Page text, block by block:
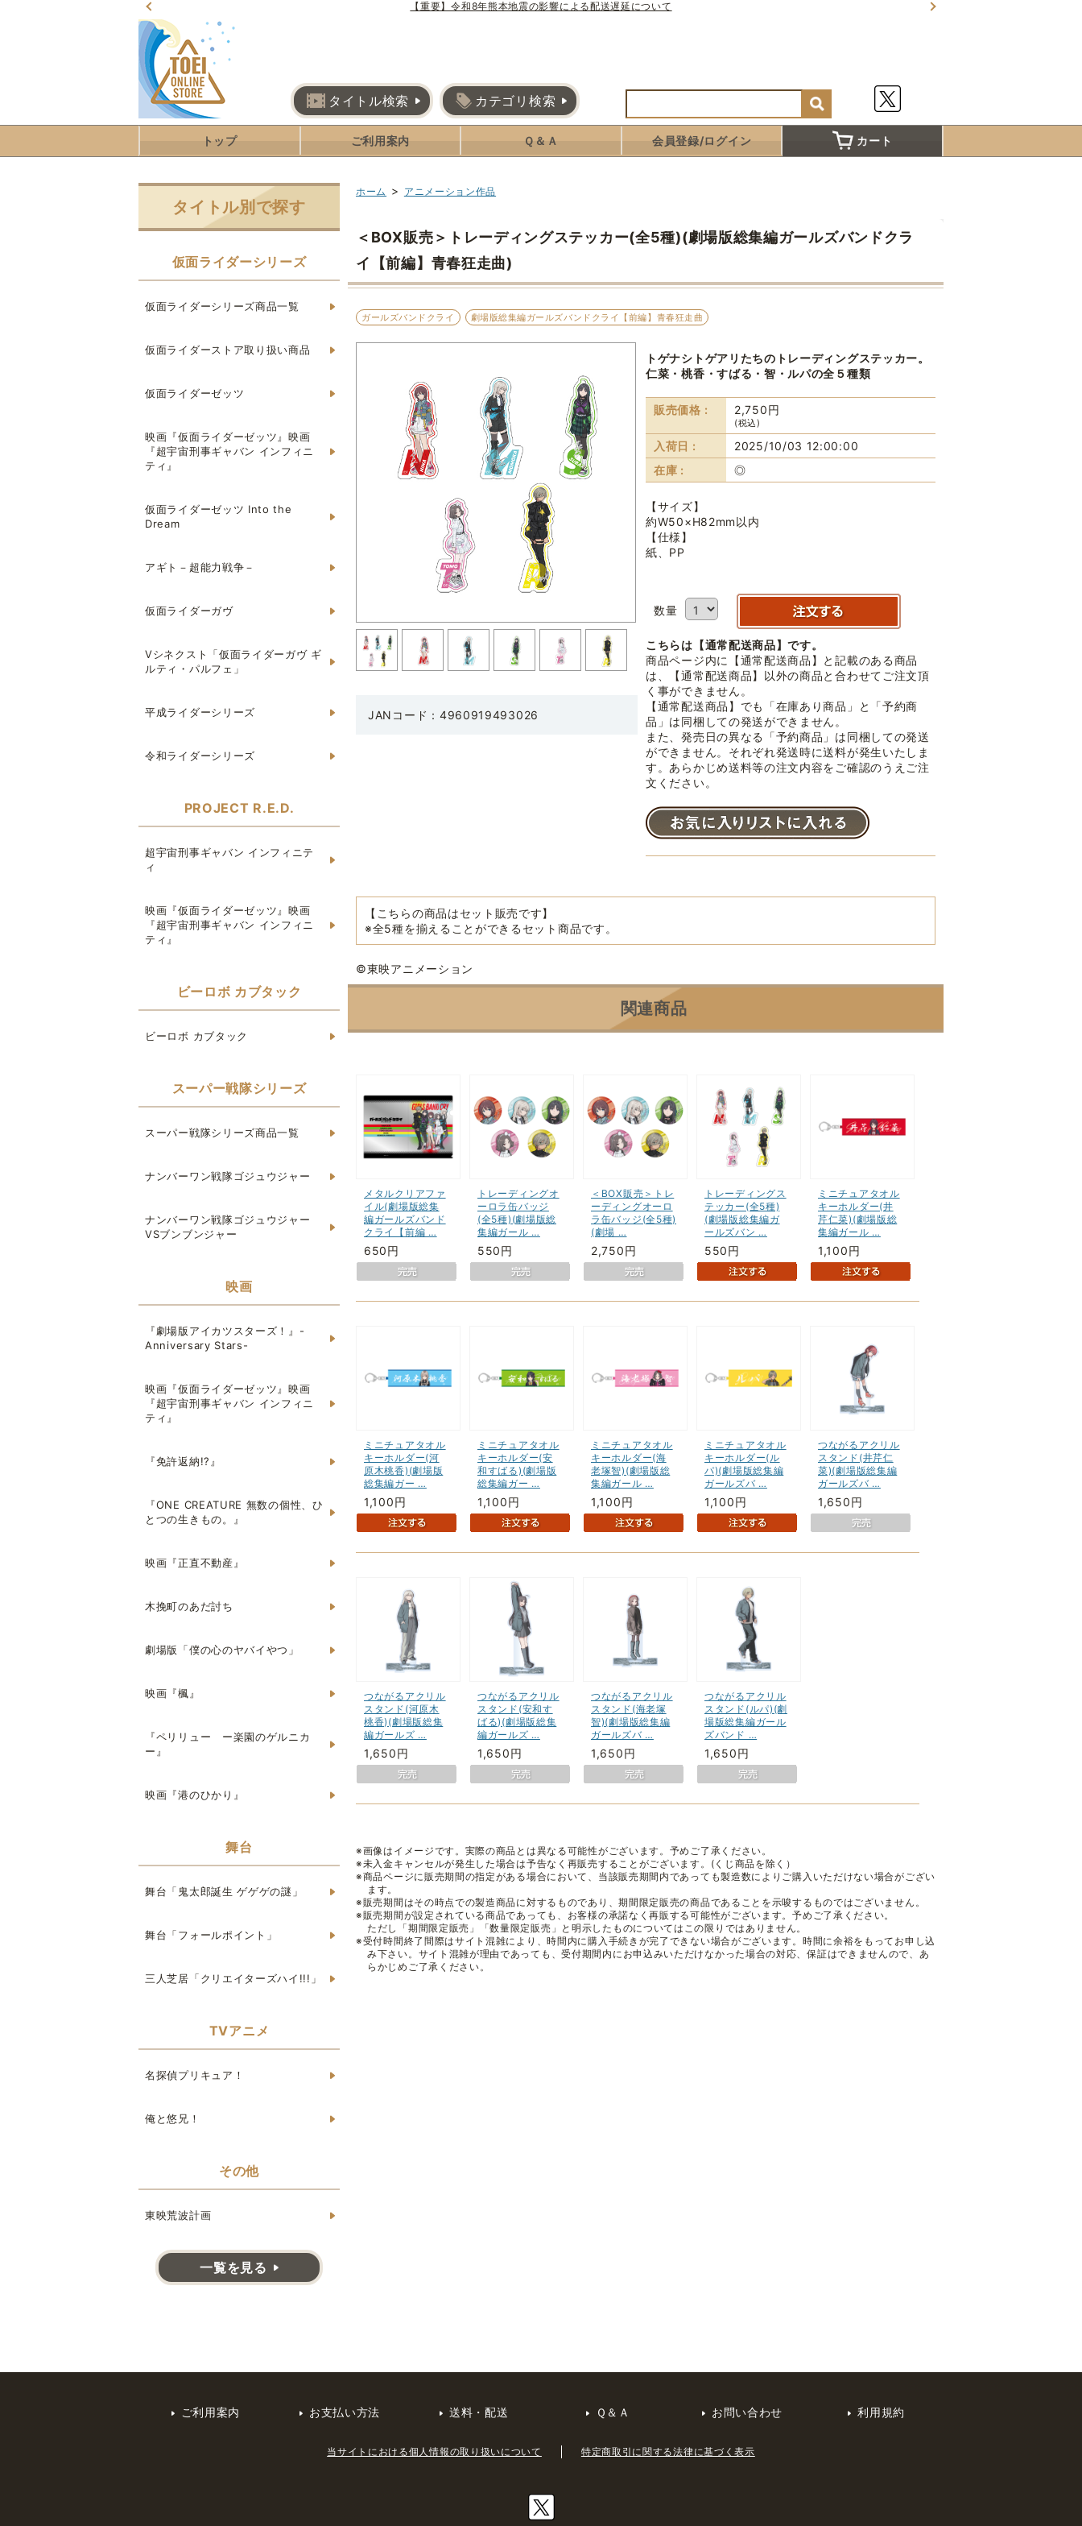
【重要】令和8年熊本地震の影響による配送遅延について
タイトル検索 カテゴリ検索
トップ ご利用案内 Ｑ＆Ａ 会員登録/ログイン カート
ホーム > アニメーション作品
＜BOX販売＞トレーディングステッカー(全5種)(劇場版総集編ガールズバンドクラ
イ【前編】青春狂走曲)
ガールズバンドクライ 劇場版総集編ガールズバンドクライ【前編】青春狂走曲
JANコード：4960919493026
トゲナシトゲアリたちのトレーディングステッカー。
仁菜・桃香・すばる・智・ルパの全５種類
販売価格 : 2,750円
(税込)
入荷日 :
2025/10/03 12:00:00
在庫 :
◎
【サイズ】
約W50×H82mm以内
【仕様】
紙、PP
数量
こちらは【通常配送商品】です。
商品ページ内に【通常配送商品】と記載のある商品
は、【通常配送商品】以外の商品と合わせてご注文頂
く事ができません。
【通常配送商品】でも「在庫あり商品」と「予約商
品」は同梱しての発送ができません。
また、発売日の異なる「予約商品」は同梱しての発送
ができません。それぞれ発送時に送料が発生いたしま
す。あらかじめ送料等の注文内容をご確認のうえご注
文ください。
【こちらの商品はセット販売です】
※全5種を揃えることができるセット商品です。
©東映アニメーション
関連商品
メタルクリアファ
イル(劇場版総集
編ガールズバンド
クライ【前編 …
650円
トレーディングオ
ーロラ缶バッジ
(全5種)(劇場版総
集編ガール …
550円
＜BOX販売＞トレ
ーディングオーロ
ラ缶バッジ(全5種)
(劇場 …
2,750円
トレーディングス
テッカー(全5種)
(劇場版総集編ガ
ールズバン …
550円
ミニチュアタオル
キーホルダー(井
芹仁菜)(劇場版総
集編ガール …
1,100円
ミニチュアタオル
キーホルダー(河
原木桃香)(劇場版
総集編ガー …
1,100円
ミニチュアタオル
キーホルダー(安
和すばる)(劇場版
総集編ガー …
1,100円
ミニチュアタオル
キーホルダー(海
老塚智)(劇場版総
集編ガール …
1,100円
ミニチュアタオル
キーホルダー(ル
パ)(劇場版総集編
ガールズバ …
1,100円
つながるアクリル
スタンド(井芹仁
菜)(劇場版総集編
ガールズバ …
1,650円
つながるアクリル
スタンド(河原木
桃香)(劇場版総集
編ガールズ …
1,650円
つながるアクリル
スタンド(安和す
ばる)(劇場版総集
編ガールズ …
1,650円
つながるアクリル
スタンド(海老塚
智)(劇場版総集編
ガールズバ …
1,650円
つながるアクリル
スタンド(ルパ)(劇
場版総集編ガール
ズバンド …
1,650円
※画像はイメージです。実際の商品とは異なる可能性がございます。予めご了承ください。
※未入金キャンセルが発生した場合は予告なく再販売することがございます。(くじ商品を除く）
※商品ページに販売期間の指定がある場合において、当該販売期間内であっても製造数によりご購入いただけない場合がござい
ます。
※販売期間はその時点での製造商品に対するものであり、期間限定販売の商品であることを示唆するものではございません。
※販売期間が設定されている商品であっても、お客様の承諾なく再販する可能性がございます。予めご了承ください。
ただし「期間限定販売」「数量限定販売」と明示したものについてはこの限りではありません。
※受付時間終了間際はサイト混雑により、時間内に購入手続きが完了できない場合がございます。時間に余裕をもってお申し込
み下さい。サイト混雑が理由であっても、受付期間内にお申込みいただけなかった場合の対応、保証はできませんので、あ
らかじめご了承ください。
タイトル別で探す
仮面ライダーシリーズ
仮面ライダーシリーズ商品一覧
仮面ライダーストア取り扱い商品
仮面ライダーゼッツ
映画『仮面ライダーゼッツ』映画
『超宇宙刑事ギャバン インフィニ
ティ』
仮面ライダーゼッツ Into the
Dream
アギト－超能力戦争－
仮面ライダーガヴ
Vシネクスト「仮面ライダーガヴ ギ
ルティ・パルフェ」
平成ライダーシリーズ
令和ライダーシリーズ
PROJECT R.E.D.
超宇宙刑事ギャバン インフィニテ
ィ
映画『仮面ライダーゼッツ』映画
『超宇宙刑事ギャバン インフィニ
ティ』
ビーロボ カブタック
ビーロボ カブタック
スーパー戦隊シリーズ
スーパー戦隊シリーズ商品一覧
ナンバーワン戦隊ゴジュウジャー
ナンバーワン戦隊ゴジュウジャー
VSブンブンジャー
映画
『劇場版アイカツスターズ！』-
Anniversary Stars-
映画『仮面ライダーゼッツ』映画
『超宇宙刑事ギャバン インフィニ
ティ』
『免許返納!?』
『ONE CREATURE 無数の個性、ひ
とつの生きもの。』
映画『正直不動産』
木挽町のあだ討ち
劇場版「僕の心のヤバイやつ」
映画『楓』
『ペリリュー ー楽園のゲルニカ
ー』
映画『港のひかり』
舞台
舞台「鬼太郎誕生 ゲゲゲの謎」
舞台「フォールポイント」
三人芝居「クリエイターズハイ!!!」
TVアニメ
名探偵プリキュア！
俺と悠兄！
その他
東映荒波計画
一覧を見る
ご利用案内 お支払い方法 送料・配送 Ｑ＆Ａ お問い合わせ 利用規約
当サイトにおける個人情報の取り扱いについて 特定商取引に関する法律に基づく表示